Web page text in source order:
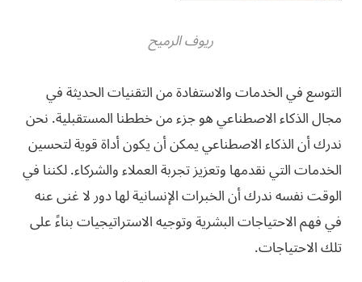
ريوف الرميح
التوسع في الخدمات والاستفادة من التقنيات الحديثة في
مجال الذكاء الاصطناعي هو جزء من خططنا المستقبلية. نحن
ندرك أن الذكاء الاصطناعي يمكن أن يكون أداة قوية لتحسين
الخدمات التي نقدمها وتعزيز تجربة العملاء والشركاء. لكننا في
الوقت نفسه ندرك أن الخبرات الإنسانية لها دور لا غنى عنه
في فهم الاحتياجات البشرية وتوجيه الاستراتيجيات بناءً على
تلك الاحتياجات.